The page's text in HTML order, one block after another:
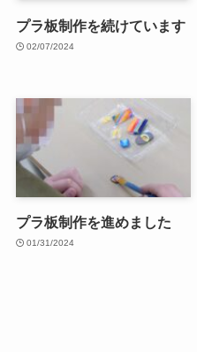
プラ板制作を続けています
02/07/2024
プラ板制作を進めました
01/31/2024